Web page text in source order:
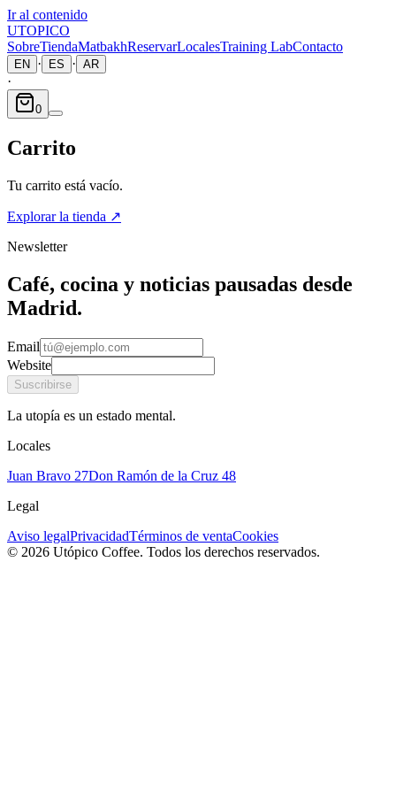
Ir al contenido
UTOPICO
SobreTiendaMatbakhReservarLocalesTraining LabContacto
EN · ES · AR
·
0
Carrito
Tu carrito está vacío.
Explorar la tienda ↗
Newsletter
Café, cocina y noticias pausadas desde
Madrid.
Email
Website
Suscribirse
La utopía es un estado mental.
Locales
Juan Bravo 27Don Ramón de la Cruz 48
Legal
Aviso legalPrivacidadTérminos de ventaCookies
© 2026 Utópico Coffee. Todos los derechos reservados.